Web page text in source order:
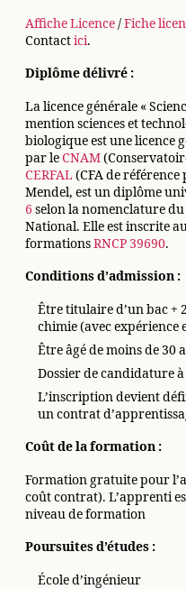
Affiche Licence/Fiche
Contactici.
Diplôme délivré :
La licence générale «
mention sciences et
biologique est une licence
par leCNAM
CERFAL(CFA de
Mendel, est un diplôme
6 selon la nomenclature
National. Elle est inscrite
formationsRNCP 39690.
Conditions d’admission :
Être titulaire d’un bac +
chimie (avec expérience
Être âgé de moins de 30
Dossier de candidature
L’inscription devient
un contrat
Coût de la formation :
Formation gratuite pour
coût contrat). L’apprenti
niveau de formation
Poursuites d’études :
École d’ingénieur